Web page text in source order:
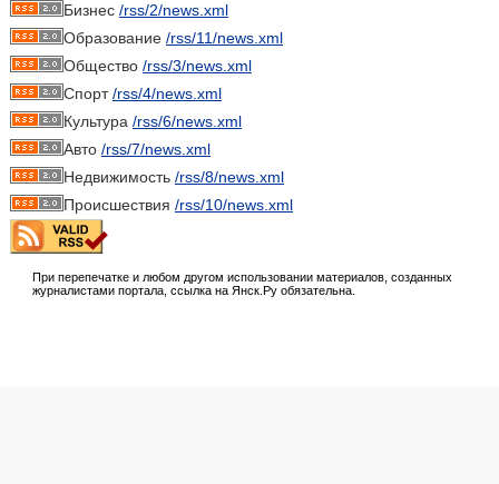
Бизнес /rss/2/news.xml
Образование /rss/11/news.xml
Общество /rss/3/news.xml
Спорт/rss/4/news.xml
Культура /rss/6/news.xml
Авто /rss/7/news.xml
Недвижимость /rss/8/news.xml
Происшествия /rss/10/news.xml
При перепечатке и любом другом использовании материалов, созданных
журналистами портала, ссылка на Янск.Ру обязательна.